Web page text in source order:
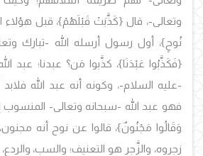
وتعالى-، قال {كَذَّبَتْ قَبْلَهُمْ}، قبل هؤلاء
نُوحٍ}، أول رسول أرسله الله -تبارك
{فَكَذَّبُوا عَبْدَنَا}، كذَّبوا مَن؟ عبدنا؛ عبد
-عليه السلام-، وكونه أنه عبد الله
فهو عبد الله -سبحانه وتعالى- المنسوب
وَقَالُوا مَجْنُونٌ}، قالوا عن نوح أنه
زجروه، والزَّجر هو التعنيف؛ والسب،